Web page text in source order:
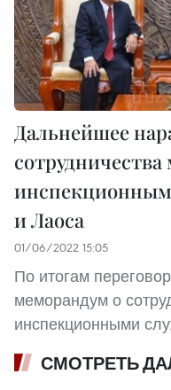
Дальнейшее
и Лаоса
01/06/2022 15:05
По итогам
меморандум о
инспекционными
СМОТРЕТЬ